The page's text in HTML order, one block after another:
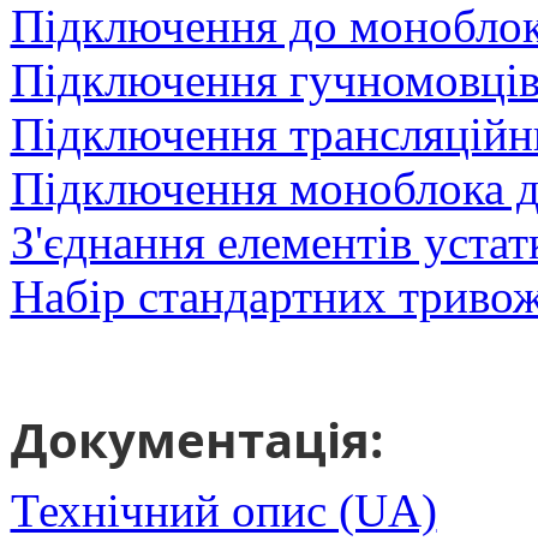
Підключення до
Підключення
Підключення
Підключення
З'єднання елементів
Набір стандартних
Документація:
Технічний опис (UA)